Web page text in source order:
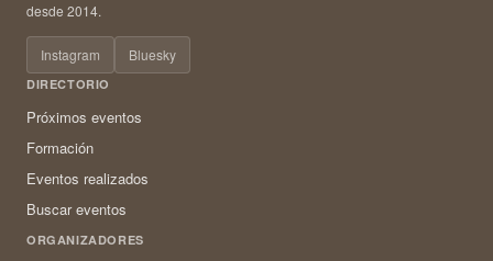
desde 2014.
Instagram Bluesky
DIRECTORIO
Próximos eventos
Formación
Eventos realizados
Buscar eventos
ORGANIZADORES